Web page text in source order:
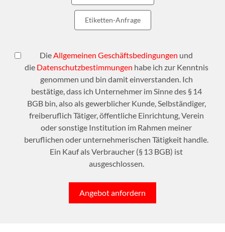
Etiketten-Anfrage
DieAllgemeinen Geschäftsbedingungen und
die Datenschutzbestimmungen habe ich zur Kenntnis
genommen und bin damit einverstanden. Ich
bestätige, dass ich Unternehmer im Sinne des § 14
BGB bin, also als gewerblicher Kunde, Selbständiger,
freiberuflich Tätiger, öffentliche Einrichtung, Verein
oder sonstige Institution im Rahmen meiner
beruflichen oder unternehmerischen Tätigkeit handle.
Ein Kauf als Verbraucher (§ 13 BGB) ist
ausgeschlossen.
Angebot anfordern